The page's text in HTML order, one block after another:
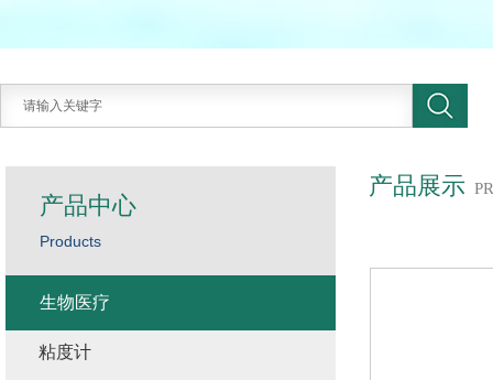
产品展示
产品中心
Products
生物医疗
粘度计